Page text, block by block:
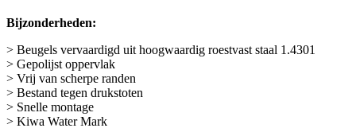
Bijzonderheden:
> Beugels vervaardigd uit hoogwaardig roestvast staal 1.4301
> Gepolijst oppervlak
> Vrij van scherpe randen
> Bestand tegen drukstoten
> Snelle montage
> Kiwa Water Mark